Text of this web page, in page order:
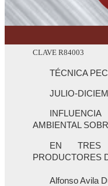
CLAVE R84003
TÉCNICA
JULIO-
AMBIENTAL
EN TRES
PRODUCTORES
Alfonso Avila